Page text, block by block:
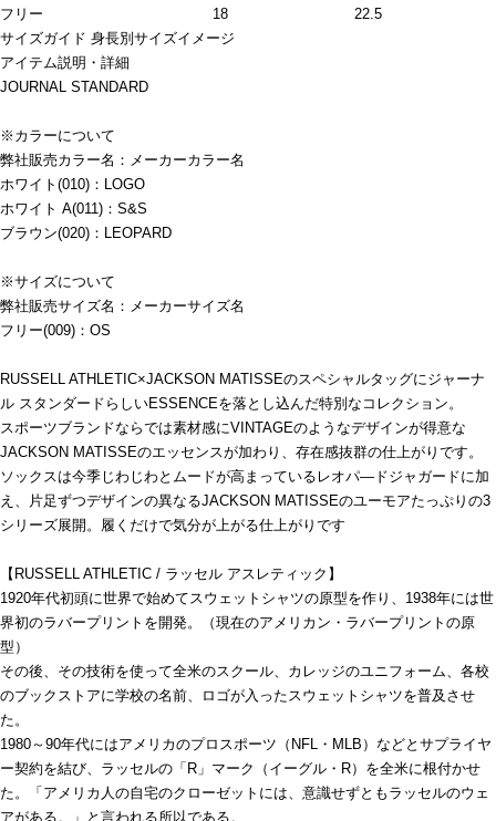
フリー
18
22.5
サイズガイド 身長別サイズイメージ
アイテム説明・詳細
JOURNAL STANDARD
※カラーについて
弊社販売カラー名：メーカーカラー名
ホワイト(010)：LOGO
ホワイト A(011)：S&S
ブラウン(020)：LEOPARD
※サイズについて
弊社販売サイズ名：メーカーサイズ名
フリー(009)：OS
RUSSELL ATHLETIC×JACKSON MATISSEのスペシャルタッグにジャーナ
ル スタンダードらしいESSENCEを落とし込んだ特別なコレクション。
スポーツブランドならでは素材感にVINTAGEのようなデザインが得意な
JACKSON MATISSEのエッセンスが加わり、存在感抜群の仕上がりです。
ソックスは今季じわじわとムードが高まっているレオパ―ドジャガードに加
え、片足ずつデザインの異なるJACKSON MATISSEのユーモアたっぷりの3
シリーズ展開。履くだけで気分が上がる仕上がりです
【RUSSELL ATHLETIC / ラッセル アスレティック】
1920年代初頭に世界で始めてスウェットシャツの原型を作り、1938年には世
界初のラバープリントを開発。（現在のアメリカン・ラバープリントの原
型）
その後、その技術を使って全米のスクール、カレッジのユニフォーム、各校
のブックストアに学校の名前、ロゴが入ったスウェットシャツを普及させ
た。
1980～90年代にはアメリカのプロスポーツ（NFL・MLB）などとサプライヤ
ー契約を結び、ラッセルの「R」マーク（イーグル・R）を全米に根付かせ
た。「アメリカ人の自宅のクローゼットには、意識せずともラッセルのウェ
アがある。」と言われる所以である。